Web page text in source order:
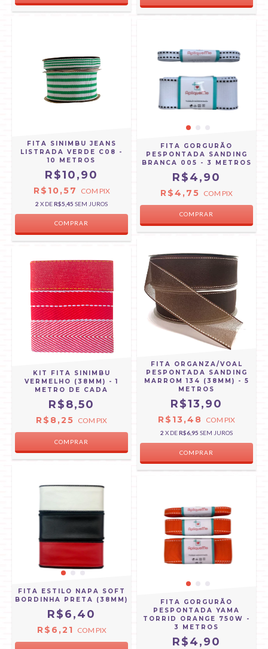
FITA SINIMBU JEANS
LISTRADA VERDE C08 -
10 METROS
R$10,90
R$10,57 COM PIX
2 X DER$5,45 SEM JUROS
COMPRAR
FITA GORGURÃO
PESPONTADA SANDING
BRANCA 005 - 3 METROS
R$4,90
R$4,75 COM PIX
COMPRAR
KIT FITA SINIMBU
VERMELHO (38MM) - 1
METRO DE CADA
R$8,50
R$8,25 COM PIX
FITA ORGANZA/VOAL
PESPONTADA SANDING
MARROM 134 (38MM) - 5
METROS
R$13,90
R$13,48 COM PIX
2 X DER$6,95 SEM JUROS
FITA ESTILO NAPA SOFT
BORDINHA PRETA (38MM)
R$6,40
R$6,21 COM PIX
FITA GORGURÃO
PESPONTADA YAMA
TORRID ORANGE 750W -
3 METROS
R$4,90